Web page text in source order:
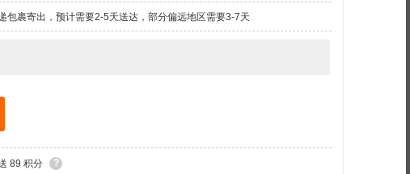
包裹寄出，预计需要2-5天送达，部分偏远地区需要3-7天
89 积分 ?